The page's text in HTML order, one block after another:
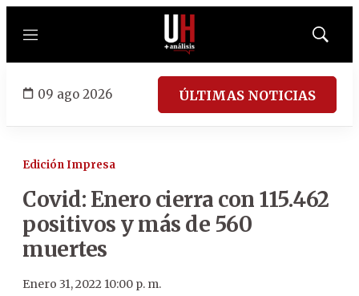
Menú
Mostrar
09 ago 2026 ÚLTIMAS NOTICIAS
Edición Impresa
Covid: Enero cierra con 115.462
positivos y más de 560
muertes
Enero 31, 2022 10:00 p. m.